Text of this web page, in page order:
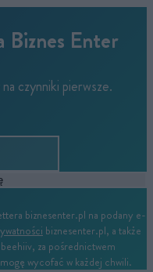
Biznes Enter
czynniki pierwsze.
biznesenter.pl na podany e-
biznesenter.pl, a także
za pośrednictwem
wycofać w każdej chwili.